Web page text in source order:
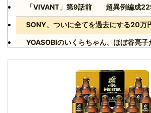
YOASOBIのいくらちゃん、ほぼ谷亮子